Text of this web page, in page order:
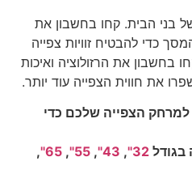
בני הבית. קחו בחשבון את
כדי להבטיח זוויות צפייה
בחשבון את הרזולוציה ואיכות
את חווית הצפייה עוד יותר.
למרחק הצפייה שלכם כדי
בגודל 32"
,
43"
,
55"
,
65"
,